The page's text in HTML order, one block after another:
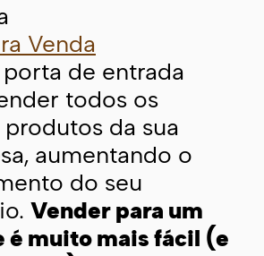
Venda
de entrada
todos os
da sua
aumentando o
do seu
Vender para um
é muito mais fácil (e